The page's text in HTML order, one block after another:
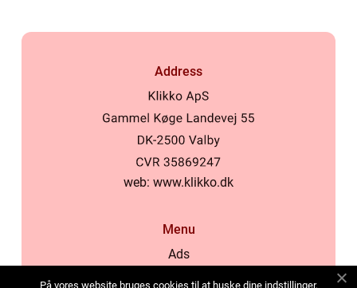
Address
web: www.klikko.dk
Menu
Ads
På vores website bruges cookies til at huske dine indstillinger,